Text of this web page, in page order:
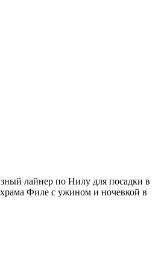
лайнер по Нилу для посадки в
Филе с ужином и ночевкой в